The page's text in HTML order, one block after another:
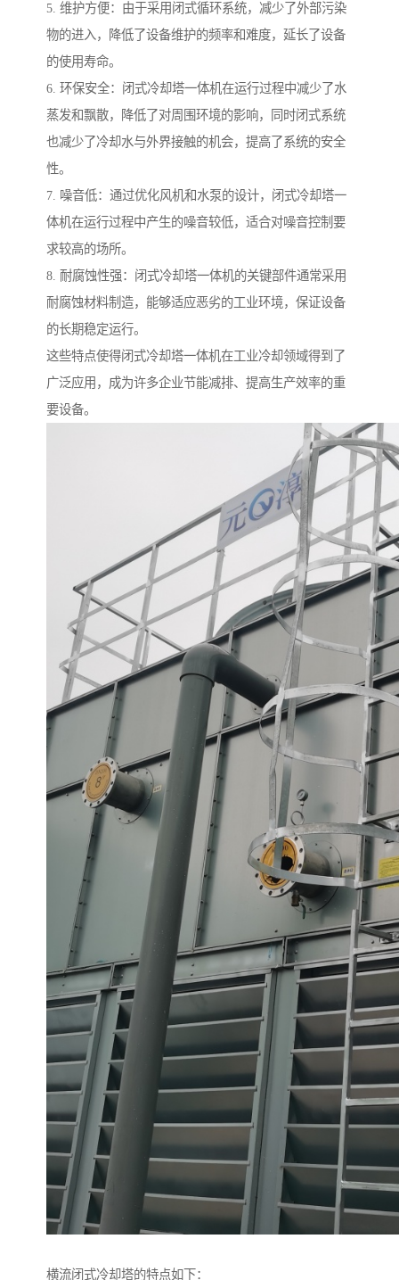
5. 维护方便：由于采用闭式循环系统，减少了外部污染
物的进入，降低了设备维护的频率和难度，延长了设备
的使用寿命。
6. 环保安全：闭式冷却塔一体机在运行过程中减少了水
蒸发和飘散，降低了对周围环境的影响，同时闭式系统
也减少了冷却水与外界接触的机会，提高了系统的安全
性。
7. 噪音低：通过优化风机和水泵的设计，闭式冷却塔一
体机在运行过程中产生的噪音较低，适合对噪音控制要
求较高的场所。
8. 耐腐蚀性强：闭式冷却塔一体机的关键部件通常采用
耐腐蚀材料制造，能够适应恶劣的工业环境，保证设备
的长期稳定运行。
这些特点使得闭式冷却塔一体机在工业冷却领域得到了
广泛应用，成为许多企业节能减排、提高生产效率的重
要设备。
横流闭式冷却塔的特点如下：